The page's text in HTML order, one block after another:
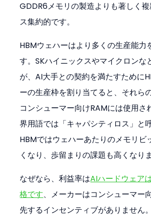
GDDR6メモリの製造よりも著しく
ス集約的です。
HBMウェハーはより多くの生産能力
す。SKハイニックスやマイクロンな
が、AI大手との契約を満たすために
ーの生産枠を割り当てると、それら
コンシューマー向けRAMには使用さ
界用語では「キャパシティロス」と
HBMではウェハーあたりのメモリビ
くなり、歩留まりの課題も高くなりま
なぜなら、利益率はAIハードウェア
格です、メーカーはコンシューマー
先するインセンティブがありません